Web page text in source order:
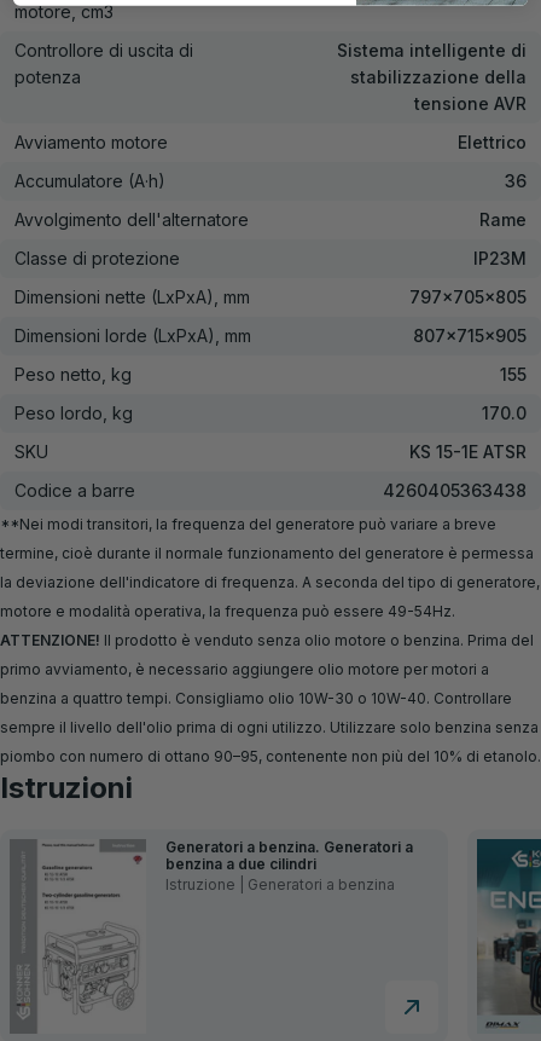
motore, cm3
Controllore di uscita di
potenza
Sistema intelligente di
stabilizzazione della
tensione AVR
Avviamento motore
Elettrico
Accumulatore (A·h)
36
Avvolgimento dell'alternatore
Rame
Classe di protezione
IP23M
Dimensioni nette (LxPxA), mm
797x705x805
Dimensioni lorde (LxPxA), mm
807x715x905
Peso netto, kg
155
Peso lordo, kg
170.0
SKU
KS 15-1E ATSR
Codice a barre
4260405363438
**Nei modi transitori, la frequenza del generatore può variare a breve
termine, cioè durante il normale funzionamento del generatore è permessa
la deviazione dell'indicatore di frequenza. A seconda del tipo di generatore,
motore e modalità operativa, la frequenza può essere 49-54Hz.
ATTENZIONE! Il prodotto è venduto senza olio motore o benzina. Prima del
primo avviamento, è necessario aggiungere olio motore per motori a
benzina a quattro tempi. Consigliamo olio 10W-30 o 10W-40. Controllare
sempre il livello dell'olio prima di ogni utilizzo. Utilizzare solo benzina senza
piombo con numero di ottano 90–95, contenente non più del 10% di etanolo.
Istruzioni
Generatori a benzina. Generatori a
benzina a due cilindri
Istruzione | Generatori a benzina